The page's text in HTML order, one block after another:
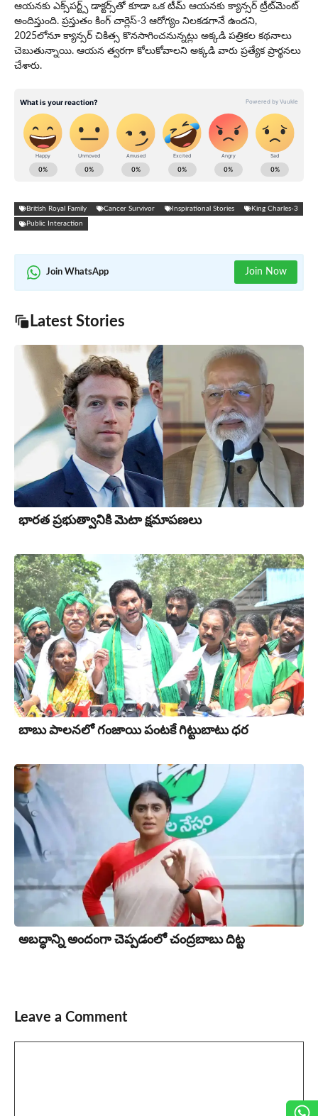
ఆయ‌న‌కు ఎక్స్‌ప‌ర్ట్స్ డాక్ట‌ర్స్‌తో కూడా ఒక టీమ్ ఆయ‌నకు క్యాన్స‌ర్ ట్రీట్‌మెంట్
అందిస్తుంది. ప్ర‌స్తుతం కింగ్ చార్లెస్‌-3 ఆరోగ్యం నిల‌క‌డ‌గానే ఉంద‌ని,
2025లోనూ క్యాన్స‌ర్ చికిత్స కొన‌సాగించ‌నున్న‌ట్లు అక్క‌డి ప‌త్రిక‌ల క‌థ‌నాలు
చెబుతున్నాయి. ఆయ‌న త్వ‌ర‌గా కోలుకోవాల‌ని అక్క‌డి వారు ప్ర‌త్యేక ప్రార్థ‌న‌లు
చేశారు.
British Royal Family Cancer Survivor Inspirational Stories King Charles-3
Public Interaction
Join WhatsApp Join Now
Latest Stories
భార‌త ప్ర‌భుత్వానికి మెటా క్షమాపణలు
బాబు పాలనలో గంజాయి పంట‌కే గిట్టుబాటు ధర
అబద్ధాన్ని అందంగా చెప్పడంలో చంద్రబాబు దిట్ట
Leave a Comment